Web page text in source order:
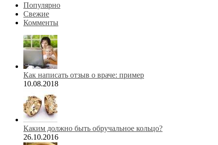
Популярно
Свежие
Комменты
Как написать отзыв о враче: пример
10.08.2018
Каким должно быть обручальное кольцо?
26.10.2016